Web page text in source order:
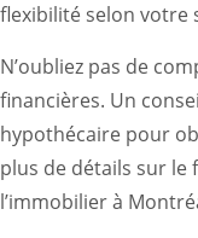
flexibilité selon votre
N’oubliez pas de
financières. Un
hypothécaire pour
plus de détails sur le
l’immobilier à